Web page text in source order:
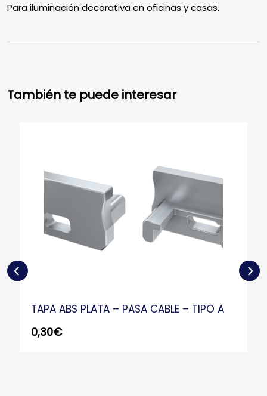
Para iluminación decorativa en oficinas y casas.
También te puede interesar
TAPA ABS PLATA – PASA CABLE – TIPO A
0,30€